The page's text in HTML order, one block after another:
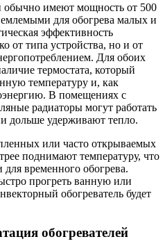
обычно имеют мощность от 500
для обогрева малых и
эффективность
от типа устройства, но и от
Для обоих
термостата, который
температуру и, как
В помещениях с
радиаторы могут работать
дольше удерживают тепло.
или часто открываемых
поднимают температуру, что
временного обогрева.
прогреть ванную или
обогреватель будет
обогревателей